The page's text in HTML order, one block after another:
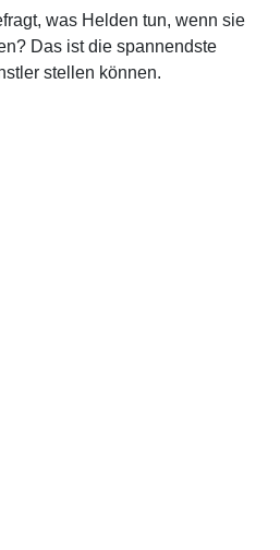
was Helden tun, wenn sie
Das ist die spannendste
stellen können.